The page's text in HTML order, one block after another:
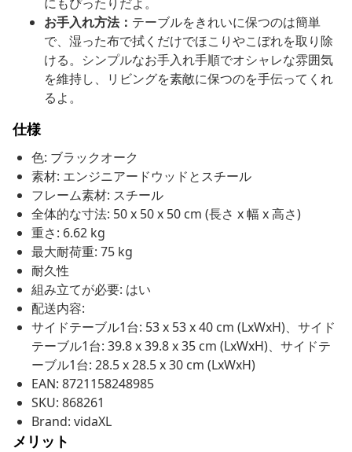
お手入れ方法： テーブルをきれいに保つのは簡単
で、湿った布で拭くだけでほこりやこぼれを取り除
ける。シンプルなお手入れ手順でオシャレな雰囲気
を維持し、リビングを素敵に保つのを手伝ってくれ
るよ。
仕様
色: ブラックオーク
素材: エンジニアードウッドとスチール
フレーム素材: スチール
全体的な寸法: 50 x 50 x 50 cm (長さ x 幅 x 高さ)
重さ: 6.62 kg
最大耐荷重: 75 kg
耐久性
組み立てが必要: はい
配送内容:
サイドテーブル1台: 53 x 53 x 40 cm (LxWxH)、サイド
テーブル1台: 39.8 x 39.8 x 35 cm (LxWxH)、サイドテ
ーブル1台: 28.5 x 28.5 x 30 cm (LxWxH)
EAN: 8721158248985
SKU: 868261
Brand: vidaXL
メリット